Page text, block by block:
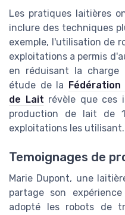
Les pratiques laitières
inclure des techniques
exemple, l'utilisation de
exploitations a permis
en réduisant la charge
étude de la
de Lait révèle que ces
production de lait de
exploitations les utilisant.
Temoignages de
Marie Dupont, une
partage son
adopté les robots de